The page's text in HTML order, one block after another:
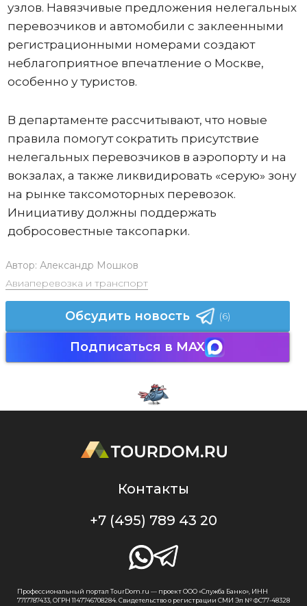
узлов. Навязчивые предложения нелегальных
перевозчиков и автомобили с заклеенными
регистрационными номерами создают
неблагоприятное впечатление о Москве,
особенно у туристов.
В департаменте рассчитывают, что новые
правила помогут сократить присутствие
нелегальных перевозчиков в аэропорту и на
вокзалах, а также ликвидировать «серую» зону
на рынке таксомоторных перевозок.
Инициативу должны поддержать
добросовестные таксопарки.
Автор: Александр Мошков
Авиаперевозка и транспорт
Обсудить новость (6)
Подписаться в MAX
Контакты
+7 (495) 789 43 20
Профессиональный портал TourDom.ru — проект ООО «Служба Банко», ИНН
7717787433, ОГРН 1147746708284. Свидетельство о регистрации СМИ Эл № ФС77-48328